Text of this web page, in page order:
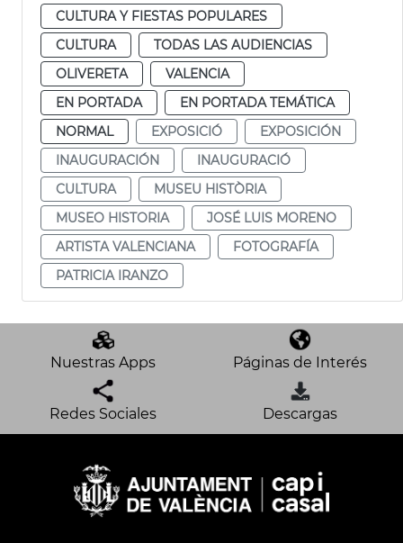
CULTURA Y FIESTAS POPULARES
CULTURA
TODAS LAS AUDIENCIAS
OLIVERETA
VALENCIA
EN PORTADA
EN PORTADA TEMÁTICA
NORMAL
EXPOSICIÓ
EXPOSICIÓN
INAUGURACIÓN
INAUGURACIÓ
CULTURA
MUSEU HISTÒRIA
MUSEO HISTORIA
JOSÉ LUIS MORENO
ARTISTA VALENCIANA
FOTOGRAFÍA
PATRICIA IRANZO
Nuestras Apps Páginas de Interés
Redes Sociales Descargas